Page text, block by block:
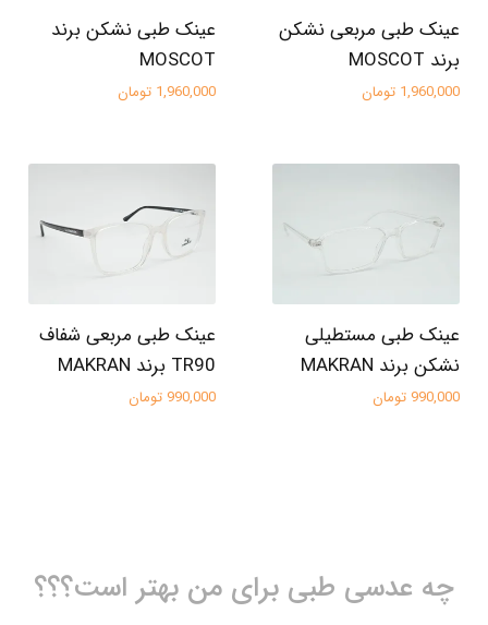
عینک طبی مربعی نشکن
برند MOSCOT
1,960,000 تومان
عینک طبی نشکن برند
MOSCOT
1,960,000 تومان
عینک طبی مستطیلی
نشکن برند MAKRAN
990,000 تومان
عینک طبی مربعی شفاف
TR90 برند MAKRAN
990,000 تومان
چه عدسی طبی برای من بهتر است؟؟؟